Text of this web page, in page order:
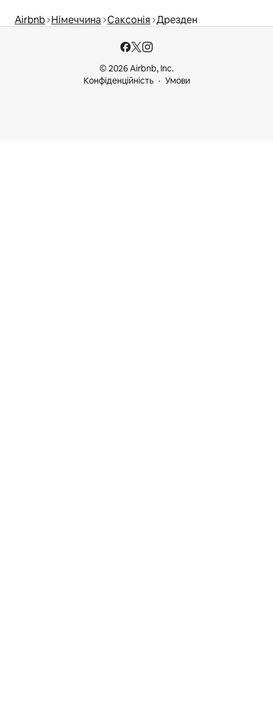
Airbnb Німеччина Саксонія Дрезден
© 2026 Airbnb, Inc.
Конфіденційність
Умови